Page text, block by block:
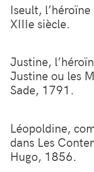
Iseult,
XIIIe siècle.
Justine,
Justine ou les
Sade, 1791.
Léopoldine,
dans Les
Hugo, 1856.